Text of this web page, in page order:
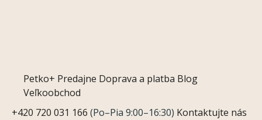
Petko+ Predajne Doprava a platba Blog
Veľkoobchod
+420 720 031 166 (Po–Pia 9:00–16:30) Kontaktujte nás